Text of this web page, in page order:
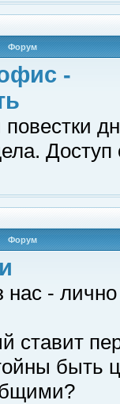
Форум
-
Форум
-
ставит
быть